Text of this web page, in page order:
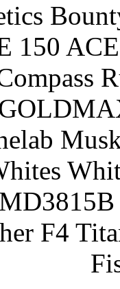
150
F4